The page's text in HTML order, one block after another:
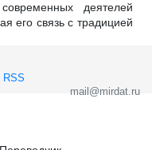
деятелей
его связь с традицией
RSS
mail@mirdat.ru